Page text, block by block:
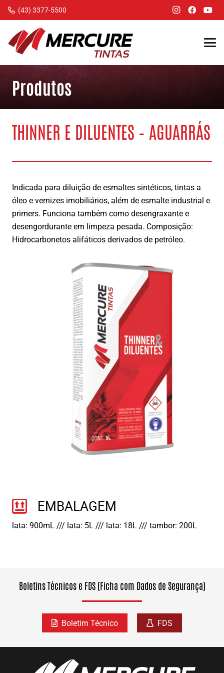
(43) 3377-5500
Produtos
THINNER E DILUENTES – AGUARRÁS
Indicada para diluição de esmaltes sintéticos, tintas a
óleo e vernizes imobiliários, além de esmalte industrial e
primers. Funciona também como desengraxante e
desengordurante em limpeza pesada. Composição:
Hidrocarbonetos alifáticos derivados de petróleo.
EMBALAGEM
lata: 900mL /// lata: 5L /// lata: 18L /// tambor: 200L
Boletins Técnicos e FDS (Ficha com Dados de Segurança)
Boletim Técnico FDS